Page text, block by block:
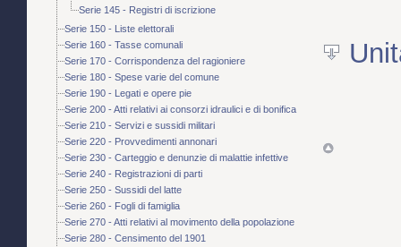
Serie 145 - Registri di iscrizione
Serie 150 - Liste elettorali
Serie 160 - Tasse comunali
Serie 170 - Corrispondenza del ragioniere
Serie 180 - Spese varie del comune
Serie 190 - Legati e opere pie
Serie 200 - Atti relativi ai consorzi idraulici e di bonifica
Serie 210 - Servizi e sussidi militari
Serie 220 - Provvedimenti annonari
Serie 230 - Carteggio e denunzie di malattie infettive
Serie 240 - Registrazioni di parti
Serie 250 - Sussidi del latte
Serie 260 - Fogli di famiglia
Serie 270 - Atti relativi al movimento della popolazione
Serie 280 - Censimento del 1901